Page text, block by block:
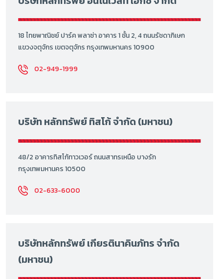
18 ไทยพาณิชย์ ปาร์ค พลาซ่า อาคาร 1 ชั้น 2, 4 ถนนรัชดาภิเษก
แขวงจตุจักร เขตจตุจักร กรุงเทพมหานคร 10900
02-949-1999
บริษัท หลักทรัพย์ ทิสโก้ จำกัด (มหาชน)
48/2 อาคารทิสโก้ทาวเวอร์ ถนนสาทรเหนือ บางรัก
กรุงเทพมหานคร 10500
02-633-6000
บริษัทหลักทรัพย์ เกียรตินาคินภัทร จำกัด
(มหาชน)